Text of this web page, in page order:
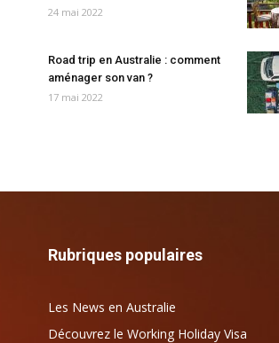
24 mai 2022
Road trip en Australie : comment
aménager son van ?
17 mai 2022
Rubriques populaires
Les News en Australie
Découvrez le Working Holiday Visa